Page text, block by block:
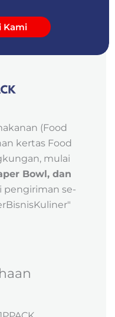
Kami
(Food
kertas Food
mulai
Bowl, dan
pengiriman se-